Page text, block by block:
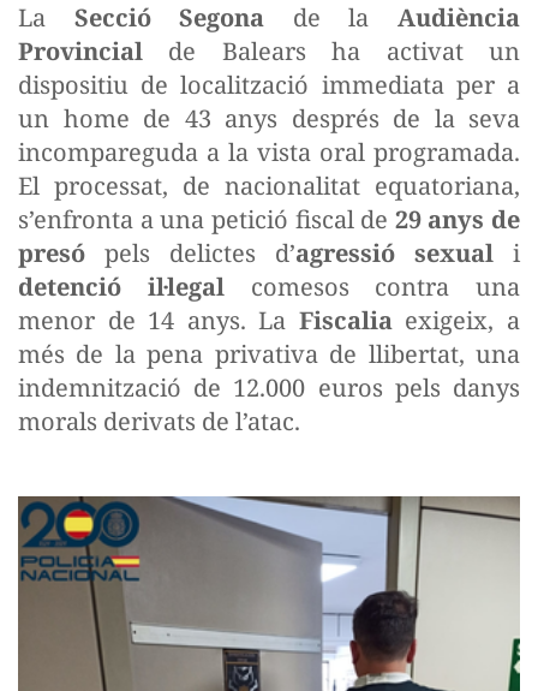
La Secció Segona de laAudiència
Provincial de Balears ha activat un
dispositiu de localització immediata per a
un home de 43 anys després de la seva
incompareguda a la vista oral programada.
El processat, de nacionalitat equatoriana,
s’enfronta a una petició fiscal de 29 anys de
presó pels delictes d’agressió sexual i
detenció il·legalcomesos contra una
menor de 14 anys. La Fiscaliaexigeix, a
més de la pena privativa de llibertat, una
indemnització de 12.000 euros pels danys
morals derivats de l’atac.